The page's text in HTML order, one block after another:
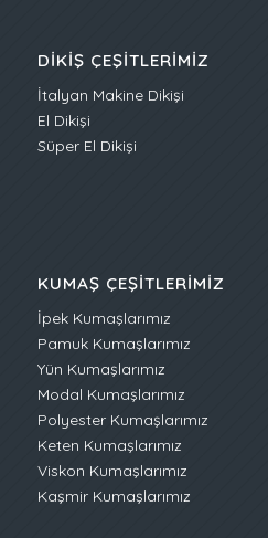
DIKIŞ ÇEŞITLERIMIZ
İtalyan Makine Dikişi
El Dikişi
Süper El Dikişi
KUMAŞ ÇEŞITLERIMIZ
İpek Kumaşlarımız
Pamuk Kumaşlarımız
Yün Kumaşlarımız
Modal Kumaşlarımız
Polyester Kumaşlarımız
Keten Kumaşlarımız
Viskon Kumaşlarımız
Kaşmir Kumaşlarımız